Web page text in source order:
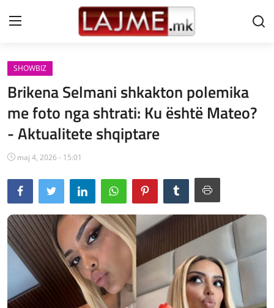
Shtëpi
LAJME MAQEDONI
SHQIPERI
KOSOVA
LAJME NGA BOTA
SHOWBIZ
SPORT
SHENDETI
JETA
SHOWBIZ
Brikena Selmani shkakton polemika
me foto nga shtrati: Ku është Mateo?
- Aktualitete shqiptare
maj 4, 2026 - 15:01